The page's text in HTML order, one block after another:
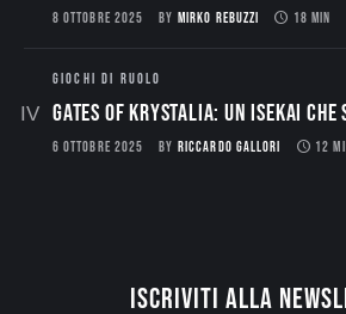
8 OTTOBRE 2025 BY MIRKO REBUZZI 18 MIN
GIOCHI DI RUOLO
Gates of Krystalia: Un Isekai che
6 OTTOBRE 2025 BY RICCARDO GALLORI 12
Iscriviti alla